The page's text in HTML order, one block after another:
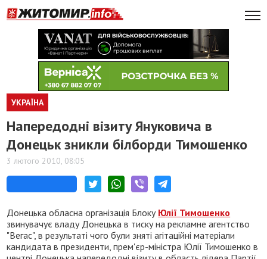
УКРАЇНА
Напередодні візиту Януковича в
Донецьк зникли білборди Тимошенко
3 лютого 2010, 08:05
Донецька обласна організація Блоку Юлії Тимошенко
звинувачує владу Донецька в тиску на рекламне агентство
"Вегас", в результаті чого були зняті агітаційні матеріали
кандидата в президенти, прем'єр-міністра Юлії Тимошенко в